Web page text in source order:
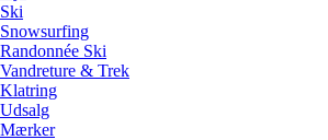
Ski
Snowsurfing
Randonnée Ski
Vandreture & Trek
Klatring
Udsalg
Mærker